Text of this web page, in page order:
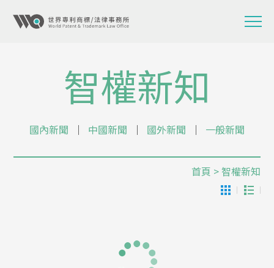
智權新知
國內新聞 │ 中國新聞 │ 國外新聞 │ 一般新聞
首頁 > 智權新知